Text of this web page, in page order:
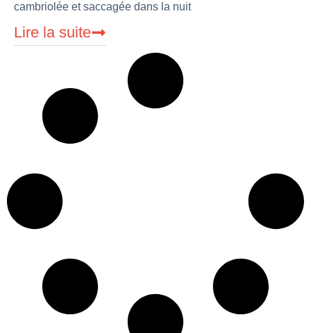
cambriolée et saccagée dans la nuit
Lire la suite